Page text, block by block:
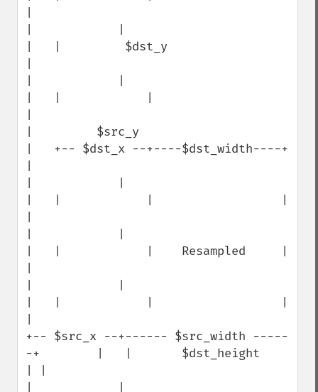
|   |         $dst_y
|         $src_y
|   +-- $dst_x --+----$dst_width----+
|   |            |    Resampled     |
+-- $src_x --+------ $src_width -----
-+        |   |       $dst_height